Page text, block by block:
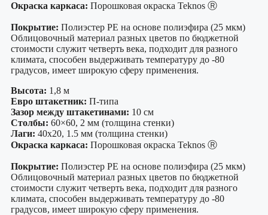
Окраска каркаса: Порошковая окраска Teknos Ⓡ
Покрытие: Полиэстер PE на основе полиэфира (25 мкм)
Облицовочный материал разных цветов по бюджетной
стоимости служит четверть века, подходит для разного
климата, способен выдерживать температуру до -80
градусов, имеет широкую сферу применения.
Высота: 1,8 м
Евро штакетник: П-типа
Зазор между штакетинами: 10 см
Столбы: 60×60, 2 мм (толщина стенки)
Лаги: 40х20, 1.5 мм (толщина стенки)
Окраска каркаса: Порошковая окраска Teknos Ⓡ
Покрытие: Полиэстер PE на основе полиэфира (25 мкм)
Облицовочный материал разных цветов по бюджетной
стоимости служит четверть века, подходит для разного
климата, способен выдерживать температуру до -80
градусов, имеет широкую сферу применения.